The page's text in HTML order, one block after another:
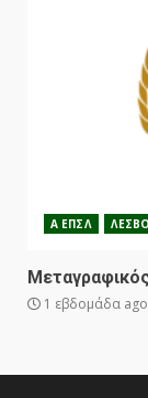
Α ΕΠΣΛ
1 εβδομάδα ago